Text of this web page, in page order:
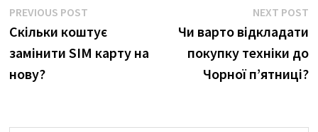
Навігація
записів
PREVIOUS POSTPrevious
post:
Скільки коштує
замінити SIM карту на
нову?
NEXT POST
Чи варто відкладати
покупку техніки до
Чорної п’ятниці?